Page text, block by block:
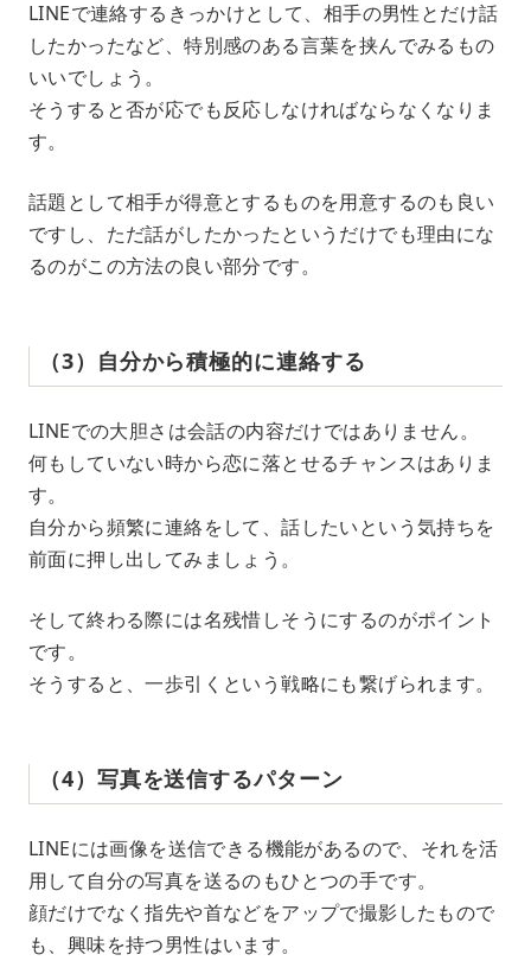
LINEで連絡するきっかけとして、相手の男性とだけ話
したかったなど、特別感のある言葉を挟んでみるもの
いいでしょう。
そうすると否が応でも反応しなければならなくなりま
す。
話題として相手が得意とするものを用意するのも良い
ですし、ただ話がしたかったというだけでも理由にな
るのがこの方法の良い部分です。
（3）自分から積極的に連絡する
LINEでの大胆さは会話の内容だけではありません。
何もしていない時から恋に落とせるチャンスはありま
す。
自分から頻繁に連絡をして、話したいという気持ちを
前面に押し出してみましょう。
そして終わる際には名残惜しそうにするのがポイント
です。
そうすると、一歩引くという戦略にも繋げられます。
（4）写真を送信するパターン
LINEには画像を送信できる機能があるので、それを活
用して自分の写真を送るのもひとつの手です。
顔だけでなく指先や首などをアップで撮影したもので
も、興味を持つ男性はいます。